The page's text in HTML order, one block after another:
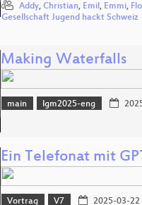
Addy, Christian, Emil , Emmi,
Gesellschaft Jugend hackt Schweiz
Making Waterfalls
main lgm2025-eng
Ein Telefonat mit
Vortrag V7 2025-03-22